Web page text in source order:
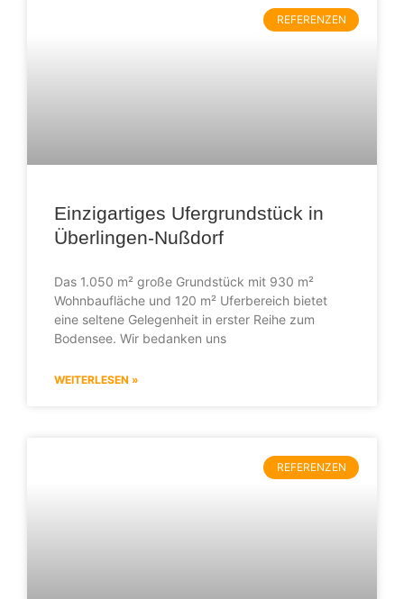
REFERENZEN
Einzigartiges Ufergrundstück in
Überlingen-Nußdorf
Das 1.050 m² große Grundstück mit 930 m²
Wohnbaufläche und 120 m² Uferbereich bietet
eine seltene Gelegenheit in erster Reihe zum
Bodensee. Wir bedanken uns
WEITERLESEN »
REFERENZEN